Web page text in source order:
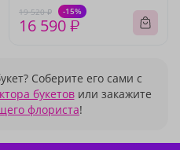
19 520 ₽ -15%
16 590 ₽
Соберите его сами с
букетовили закажите
флориста!